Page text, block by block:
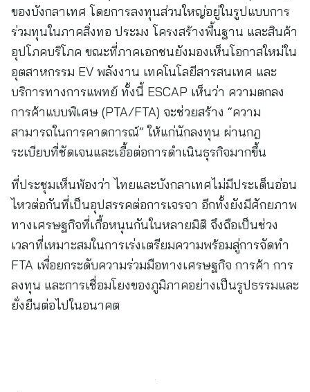
ของบังกลาเทศ โดยการลงทุนส่วนใหญ่อยู่ในรูปแบบการ
ร่วมทุนในภาคสิ่งทอ ประมง โครงสร้างพื้นฐาน และสินค้า
อุปโภคบริโภค ขณะที่ภาคเอกชนยังมองเห็นโอกาสใหม่ใน
อุตสาหกรรม EV พลังงาน เทคโนโลยีสารสนเทศ และ
บริการทางการแพทย์ ทั้งนี้ ESCAP เห็นว่า ความตกลง
การค้าแบบพิเศษ (PTA/FTA) จะช่วยสร้าง “ความ
สามารถในการคาดการณ์” ให้แก่นักลงทุน ผ่านกฎ
ระเบียบที่ชัดเจนและเอื้อต่อการดำเนินธุรกิจมากขึ้น
ที่ประชุมเห็นพ้องว่า ไทยและบังกลาเทศไม่มีประเด็นอ่อน
ไหวต่อกันที่เป็นอุปสรรคต่อการเจรจา อีกทั้งยังมีศักยภาพ
ทางเศรษฐกิจที่เกื้อหนุนกันในหลายมิติ จึงถือเป็นช่วง
เวลาที่เหมาะสมในการเร่งเตรียมความพร้อมสู่การจัดทำ
FTA เพื่อยกระดับความร่วมมือทางเศรษฐกิจ การค้า การ
ลงทุน และการเชื่อมโยงของภูมิภาคอย่างเป็นรูปธรรมและ
ยั่งยืนต่อไปในอนาคต